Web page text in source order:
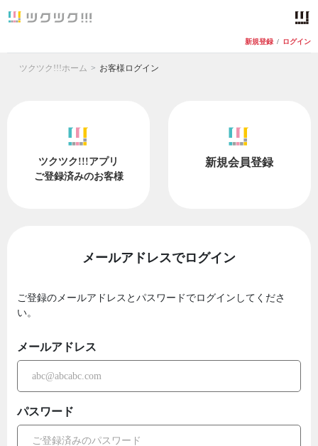
新規登録 / ログイン
ツクツク!!!ホーム お客様ログイン
ツクツク!!!アプリ
ご登録済みのお客様
新規会員登録
メールアドレスでログイン
ご登録のメールアドレスとパスワードでログインしてくださ
い。
メールアドレス
パスワード